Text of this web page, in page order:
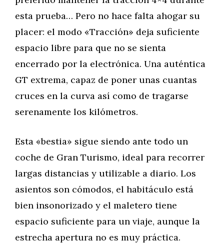
esta prueba… Pero no hace falta ahogar su
placer: el modo «Tracción» deja suficiente
espacio libre para que no se sienta
encerrado por la electrónica. Una auténtica
GT extrema, capaz de poner unas cuantas
cruces en la curva así como de tragarse
serenamente los kilómetros.
Esta «bestia» sigue siendo ante todo un
coche de Gran Turismo, ideal para recorrer
largas distancias y utilizable a diario. Los
asientos son cómodos, el habitáculo está
bien insonorizado y el maletero tiene
espacio suficiente para un viaje, aunque la
estrecha apertura no es muy práctica.